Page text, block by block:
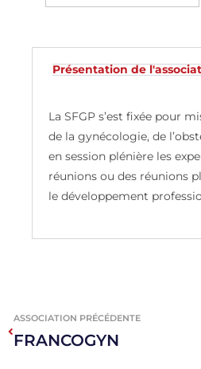
Présentation de
La SFGP s’est fixée pour
de la gynécologie, de
en session plénière les
réunions ou des réunions
le développement
ASSOCIATION PRÉCÉDENTE
FRANCOGYN